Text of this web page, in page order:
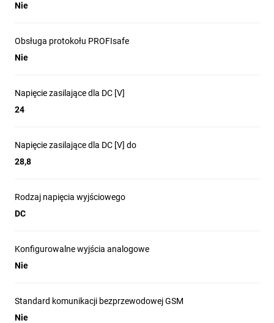
Nie
Obsługa protokołu PROFIsafe
Nie
Napięcie zasilające dla DC [V]
24
Napięcie zasilające dla DC [V] do
28,8
Rodzaj napięcia wyjściowego
DC
Konfigurowalne wyjścia analogowe
Nie
Standard komunikacji bezprzewodowej GSM
Nie